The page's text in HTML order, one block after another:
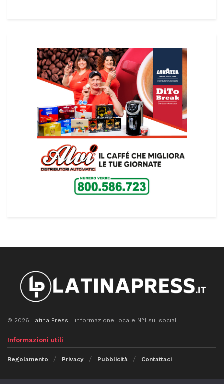
© 2026 Latina Press L'informazione locale N°1 sui social
Informazioni utili
Regolamento Privacy Pubblicità Contattaci